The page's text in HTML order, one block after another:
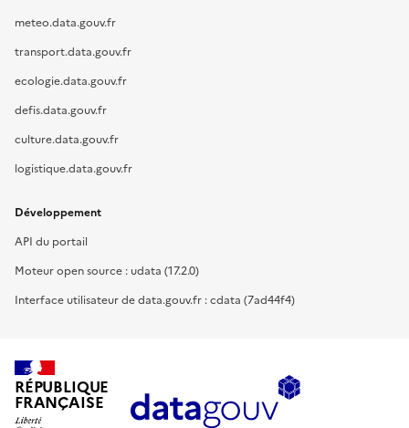
meteo.data.gouv.fr
transport.data.gouv.fr
ecologie.data.gouv.fr
defis.data.gouv.fr
culture.data.gouv.fr
logistique.data.gouv.fr
Développement
API du portail
Moteur open source : udata (17.2.0)
Interface utilisateur de data.gouv.fr : cdata (7ad44f4)
RÉPUBLIQUE
FRANÇAISE